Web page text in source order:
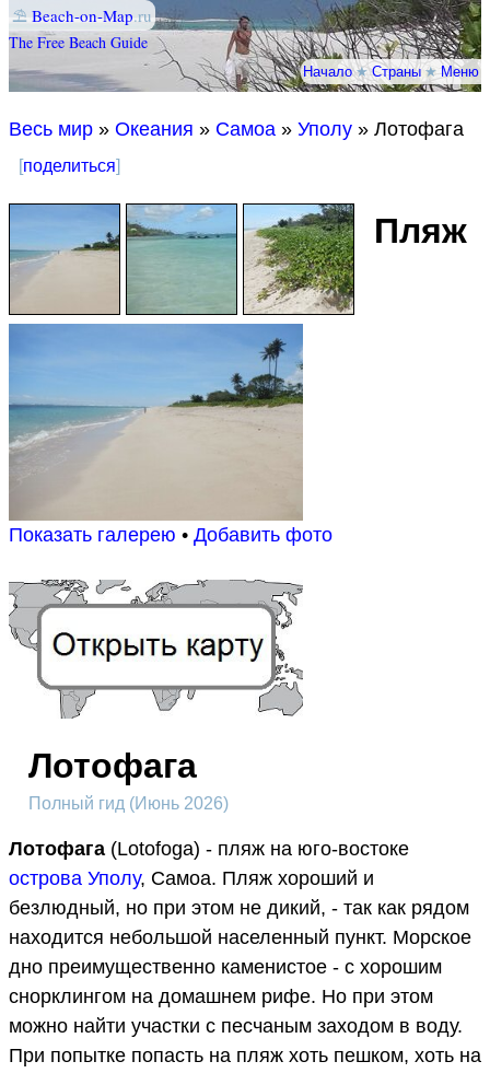
⛱ Beach-on-Map.ru
The Free Beach Guide
Начало★Страны★Меню
Весь мир » Океания » Самоа » Уполу » Лотофага
[поделиться]
Показать галерею • Добавить фото
Пляж
Лотофага
Полный гид (Июнь 2026)
Лотофага (Lotofoga) - пляж на юго-востоке
острова Уполу, Самоа. Пляж хороший и
безлюдный, но при этом не дикий, - так как рядом
находится небольшой населенный пункт. Морское
дно преимущественно каменистое - с хорошим
снорклингом на домашнем рифе. Но при этом
можно найти участки с песчаным заходом в воду.
При попытке попасть на пляж хоть пешком, хоть на